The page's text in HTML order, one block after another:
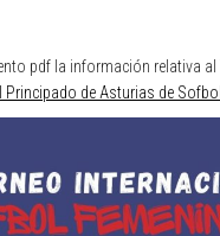
pdf la información relativa al
Principado de Asturias de Sofbol